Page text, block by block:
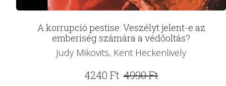
A korrupció pestise: Veszélyt jelent-e az
emberiség számára a védőoltás?
Judy Mikovits, Kent Heckenlively
4990Ft
Original
4240 Ft
Current